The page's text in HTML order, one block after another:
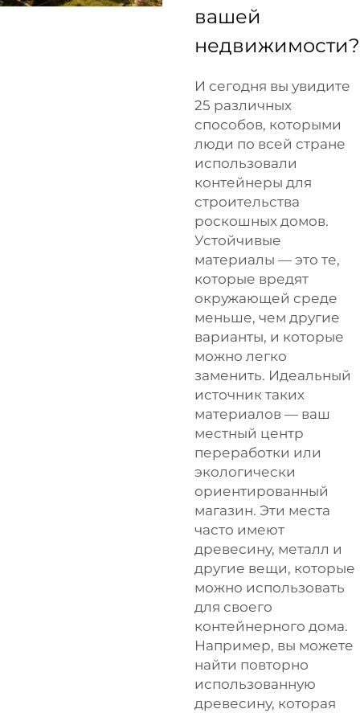
вашей
недвижимости?
И сегодня вы увидите
25 различных
способов, которыми
люди по всей стране
использовали
контейнеры для
строительства
роскошных домов.
Устойчивые
материалы — это те,
которые вредят
окружающей среде
меньше, чем другие
варианты, и которые
можно легко
заменить. Идеальный
источник таких
материалов — ваш
местный центр
переработки или
экологически
ориентированный
магазин. Эти места
часто имеют
древесину, металл и
другие вещи, которые
можно использовать
для своего
контейнерного дома.
Например, вы можете
найти повторно
использованную
древесину, которая